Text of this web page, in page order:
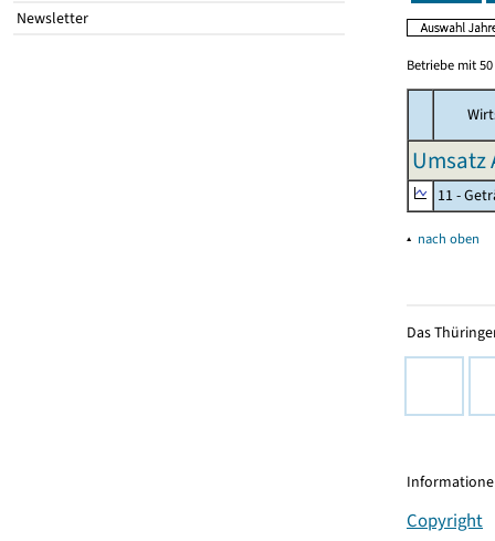
Newsletter
Betriebe mit
Umsatz
11 -
▴ nach oben
Das
Copyright